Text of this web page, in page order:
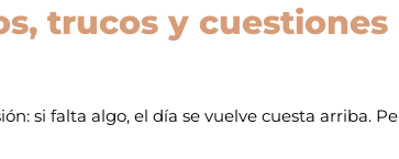
trucos y cuestiones
si falta algo, el día se vuelve cuesta arriba.